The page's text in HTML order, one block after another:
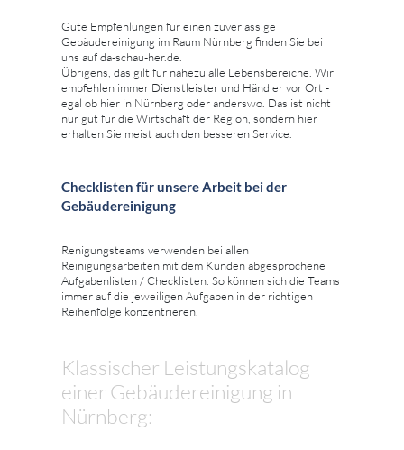
Gute Empfehlungen für einen zuverlässige
Gebäudereinigung im Raum Nürnberg finden Sie bei
uns auf da-schau-her.de.
Übrigens, das gilt für nahezu alle Lebensbereiche. Wir
empfehlen immer Dienstleister und Händler vor Ort -
egal ob hier in Nürnberg oder anderswo. Das ist nicht
nur gut für die Wirtschaft der Region, sondern hier
erhalten Sie meist auch den besseren Service.
Checklisten für unsere Arbeit bei der
Gebäudereinigung
Renigungsteams verwenden bei allen
Reinigungsarbeiten mit dem Kunden abgesprochene
Aufgabenlisten / Checklisten. So können sich die Teams
immer auf die jeweiligen Aufgaben in der richtigen
Reihenfolge konzentrieren.
Klassischer Leistungskatalog
einer Gebäudereinigung in
Nürnberg: